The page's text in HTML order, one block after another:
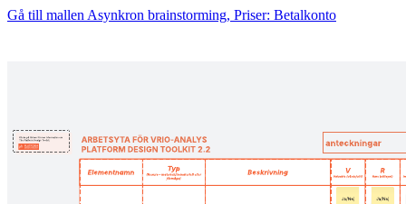
Gå till mallen Asynkron brainstorming, Priser: Betalkonto